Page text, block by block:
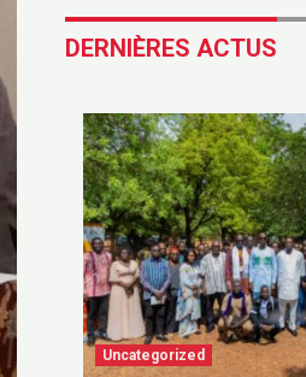
DERNIÈRES ACTUS
Uncategorized